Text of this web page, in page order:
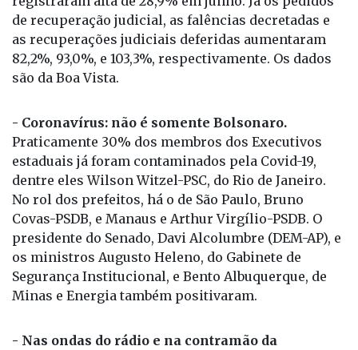
de recuperação judicial, as falências decretadas e
as recuperações judiciais deferidas aumentaram
82,2%, 93,0%, e 103,3%, respectivamente. Os dados
são da Boa Vista.
- Coronavírus: não é somente Bolsonaro.
Praticamente 30% dos membros dos Executivos
estaduais já foram contaminados pela Covid-19,
dentre eles Wilson Witzel-PSC, do Rio de Janeiro.
No rol dos prefeitos, há o de São Paulo, Bruno
Covas-PSDB, e Manaus e Arthur Virgílio-PSDB. O
presidente do Senado, Davi Alcolumbre (DEM-AP), e
os ministros Augusto Heleno, do Gabinete de
Segurança Institucional, e Bento Albuquerque, de
Minas e Energia também positivaram.
- Nas ondas do rádio e na contramão da